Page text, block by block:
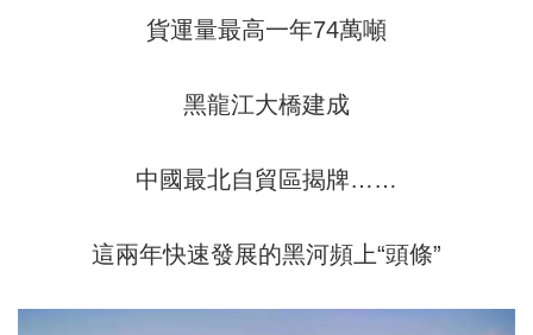
貨運量最高一年74萬噸
黑龍江大橋建成
中國最北自貿區揭牌……
這兩年快速發展的黑河頻上“頭條”